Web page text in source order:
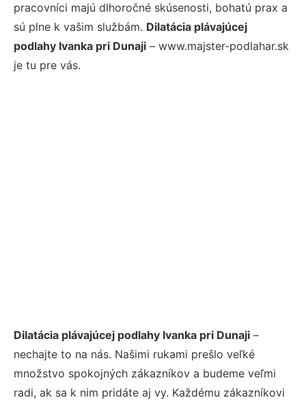
pracovníci majú dlhoročné skúsenosti, bohatú prax a
sú plne k vašim službám. Dilatácia plávajúcej
podlahy Ivanka pri Dunaji – www.majster-podlahar.sk
je tu pre vás.
Dilatácia plávajúcej podlahy Ivanka pri Dunaji –
nechajte to na nás. Našimi rukami prešlo veľké
množstvo spokojných zákazníkov a budeme veľmi
radi, ak sa k nim pridáte aj vy. Každému zákazníkovi